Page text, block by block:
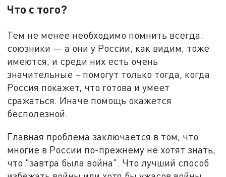
Что с того?
Тем не менее необходимо помнить всегда:
союзники — а они у России, как видим, тоже
имеются, и среди них есть очень
значительные – помогут только тогда, когда
Россия покажет, что готова и умеет
сражаться. Иначе помощь окажется
бесполезной.
Главная проблема заключается в том, что
многие в России по-прежнему не хотят знать,
что "завтра была война". Что лучший способ